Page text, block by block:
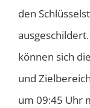
den
können sich
und
um 09:45 Uhr